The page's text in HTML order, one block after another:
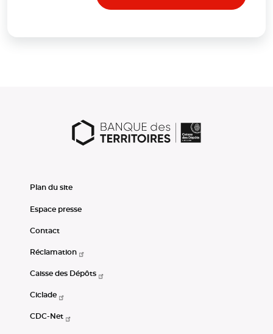
Plan du site
Espace presse
Contact
Réclamation
Caisse des Dépôts
Ciclade
CDC-Net